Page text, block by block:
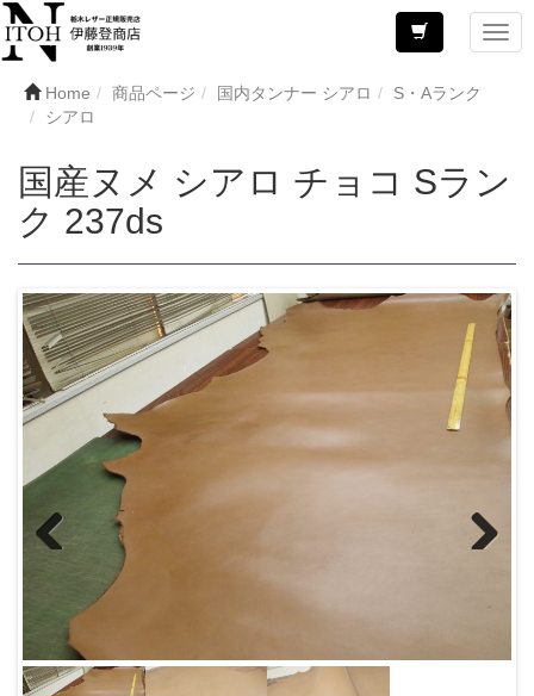
Home 商品ページ 国内タンナー シアロ
S・Aランク
シアロ
国産ヌメ シアロ チョコ Sラン
ク 237ds